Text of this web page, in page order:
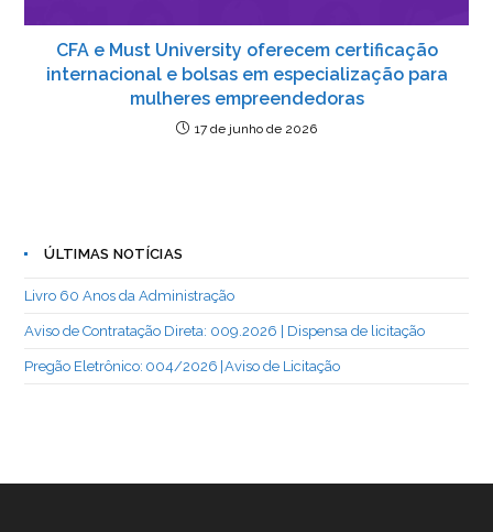
CFA e Must University oferecem certificação
internacional e bolsas em especialização para
mulheres empreendedoras
17 de junho de 2026
ÚLTIMAS NOTÍCIAS
Livro 60 Anos da Administração
Aviso de Contratação Direta: 009.2026 | Dispensa de licitação
Pregão Eletrônico: 004/2026 | Aviso de Licitação